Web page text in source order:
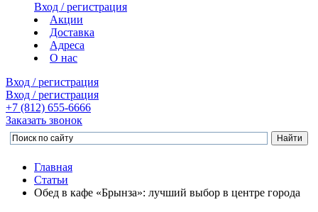
Вход / регистрация
Акции
Доставка
Адреса
О нас
Вход / регистрация
Вход / регистрация
+7 (812) 655-6666
Заказать звонок
Главная
Статьи
Обед в кафе «Брынза»: лучший выбор в центре города